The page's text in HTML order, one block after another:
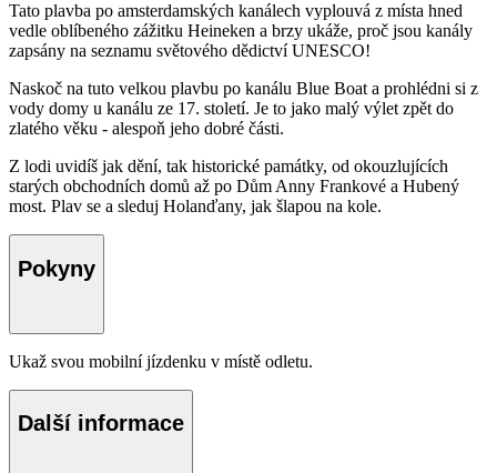
Tato plavba po amsterdamských kanálech vyplouvá z místa hned
vedle oblíbeného zážitku Heineken a brzy ukáže, proč jsou kanály
zapsány na seznamu světového dědictví UNESCO!
Naskoč na tuto velkou plavbu po kanálu Blue Boat a prohlédni si z
vody domy u kanálu ze 17. století. Je to jako malý výlet zpět do
zlatého věku - alespoň jeho dobré části.
Z lodi uvidíš jak dění, tak historické památky, od okouzlujících
starých obchodních domů až po Dům Anny Frankové a Hubený
most. Plav se a sleduj Holanďany, jak šlapou na kole.
Pokyny
Ukaž svou mobilní jízdenku v místě odletu.
Další informace